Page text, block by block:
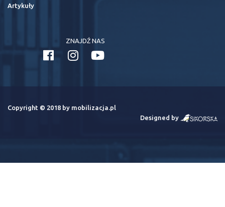
Artykuły
ZNAJDŹ NAS
Copyright © 2018 by mobilizacja.pl
Designed by